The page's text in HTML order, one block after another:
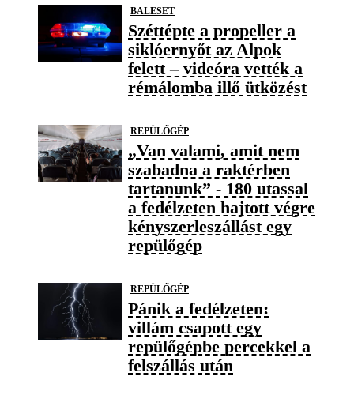
BALESET
Széttépte a propeller a
siklóernyőt az Alpok
felett – videóra vették a
rémálomba illő ütközést
REPÜLŐGÉP
„Van valami, amit nem
szabadna a raktérben
tartanunk” - 180 utassal
a fedélzeten hajtott végre
kényszerleszállást egy
repülőgép
REPÜLŐGÉP
Pánik a fedélzeten:
villám csapott egy
repülőgépbe percekkel a
felszállás után